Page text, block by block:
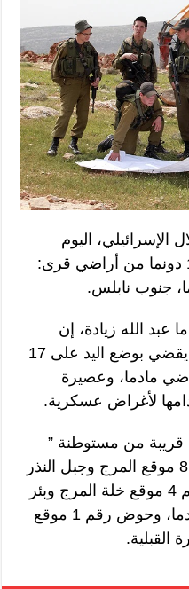
اليوم
الاثنين، بوضع اليد على نحو 18 دونما من أراضي قرى:
جنوب نابلس.
الله زيادة، إن
قوات الاحتلال سلمت إخطارا يقضي بوضع اليد على 17
من أراضي مادما، وعصيرة
لأغراض عسكرية.
قريبة من مستوطنة ”
يتسهار”، وتقع في حوض رقم 8 موقع المرج وجبل النذر
من أراضي بورين، وحوض رقم 4 موقع خلة المرج وبئر
المرج والعقيدة من أراضي مادما، وحوض رقم 1 موقع